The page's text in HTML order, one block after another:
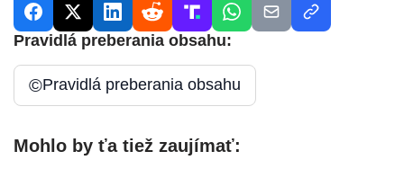
Pravidlá preberania obsahu:
©Pravidlá preberania obsahu
Mohlo by ťa tiež zaujímať: